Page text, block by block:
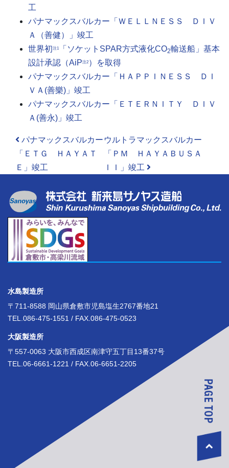
工
パナマックスバルカー「ＷＥＬＬＮＥＳＳ ＤＩＶ
Ａ（善健）」竣工
世界初注1 「ソケットSPAR方式液化CO2輸送船」基本
設計承認（AiP注2 ）を取得
パナマックスバルカー「ＨＡＰＰＩＮＥＳＳ ＤＩ
ＶＡ(善樂)」竣工
パナマックスバルカー「ＥＴＥＲＮＩＴＹ ＤＩＶ
Ａ(善永)」竣工
投稿ナビゲーション
パナマックスバルカー
「ＥＴＧ ＨＡＹＡＴ
Ｅ」竣工
ウルトラマックスバルカー
「ＰＭ ＨＡＹＡＢＵＳＡ
ＩＩ」竣工
水島製造所
〒711-8588 岡山県倉敷市児島塩生2767番地21
TEL.086-475-1551 / FAX.086-475-0523
大阪製造所
〒557-0063 大阪市西成区南津守五丁目13番37号
TEL.06-6661-1221 / FAX.06-6651-2205